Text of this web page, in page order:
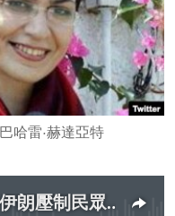
哈雷·赫達亞特
美國政府政策立場社論：伊朗壓制民眾的呼聲